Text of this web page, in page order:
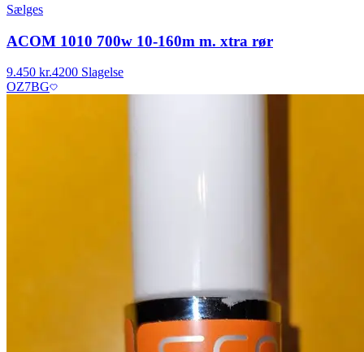
Sælges
ACOM 1010 700w 10-160m m. xtra rør
9.450 kr.4200 Slagelse
OZ7BG